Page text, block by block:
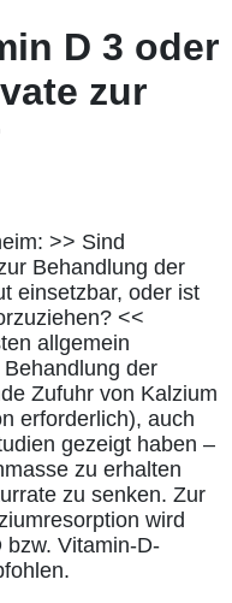
D 3 oder
zur
>> Sind
Behandlung der
einsetzbar, oder ist
<<
allgemein
der
Zufuhr von Kalzium
erforderlich), auch
gezeigt haben –
zu erhalten
zu senken. Zur
wird
bzw. Vitamin-D-